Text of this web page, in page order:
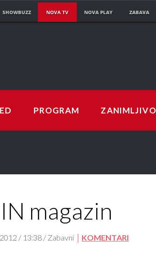
SHOWBUZZ NOVA TV NOVA PLAY ZABAVA
PROGRAM
IN magazin
/ 13:38 / Zabavni KOMENTARI